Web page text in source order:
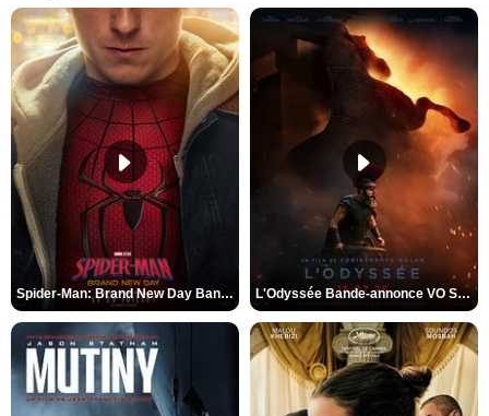
Spider-Man: Brand New Day Bande-annonce VO STFR L'Odyssée Bande-annonce VO STFR